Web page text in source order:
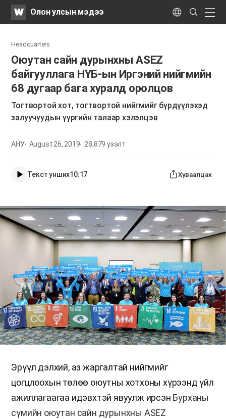
WATVОлон улсын мэдээ Language
Search
Submit
Headquarters
Оюутан сайн дурынхны ASEZ
байгууллага НҮБ-ын Иргэний нийгмийн
68 дугаар бага хуралд оролцов
Тогтвортой хот, тогтвортой нийгмийг бүрдүүлэхэд
залуучуудын үүргийн талаар хэлэлцэв
АНУ August 26, 2019 28,879үзэлт
Текст унших10:17 Хуваалцах
Эрүүл дэлхий, аз жаргалтай нийгмийг
цогцлоохын төлөө оюутны хотхоны хүрээнд үйл
ажиллагаагаа идэвхтэй явуулж ирсэн Бурханы
сүмийн оюутан сайн дурынхны ASEZ